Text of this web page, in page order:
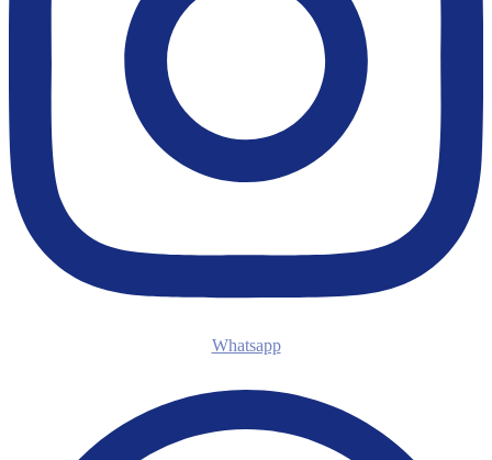
Whatsapp